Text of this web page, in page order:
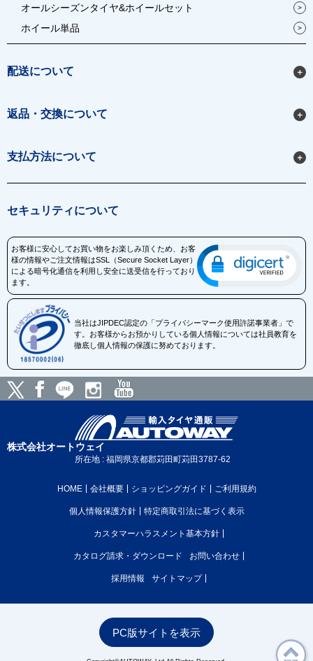
オールシーズンタイヤ&ホイールセット
ホイール単品
配送について
返品・交換について
支払方法について
セキュリティについて
お客様に安心してお買い物をお楽しみ頂くため、お客
様の情報やご注文情報はSSL（Secure Socket Layer）
による暗号化通信を利用し安全に送受信を行っており
ます。
当社はJIPDEC認定の「プライバシーマーク使用許諾事業者」で
す。お客様からお預かりしている個人情報については社員教育を
徹底し個人情報の保護に努めております。
株式会社オートウェイ
所在地 : 福岡県京都郡苅田町苅田3787-62
HOME 会社概要 ショッピングガイド ご利用規約
個人情報保護方針 特定商取引法に基づく表示
カスタマーハラスメント基本方針
カタログ請求・ダウンロード お問い合わせ
採用情報 サイトマップ
PC版サイトを表示